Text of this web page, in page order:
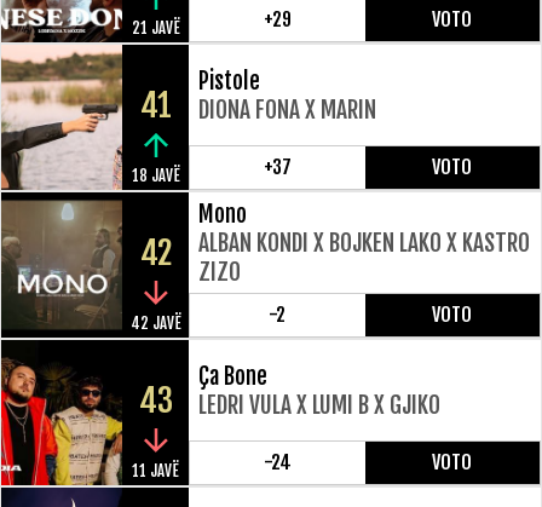
21 JAVË +29 VOTO
41
18 JAVË
Pistole
DIONA FONA X MARIN
+37 VOTO
42
42 JAVË
Mono
ALBAN KONDI X BOJKEN LAKO X KASTRO
ZIZO
-2 VOTO
43
11 JAVË
Ça Bone
LEDRI VULA X LUMI B X GJIKO
-24 VOTO